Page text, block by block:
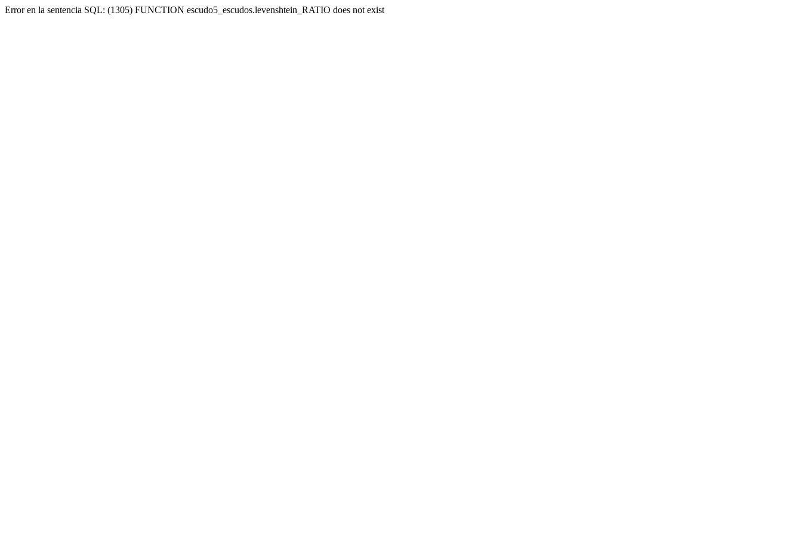
Error en la sentencia SQL: (1305) FUNCTION escudo5_escudos.levenshtein_RATIO does not exist